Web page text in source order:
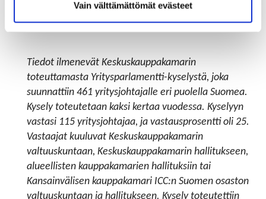
Vain välttämättömät evästeet
tasa-arvoisemmin kaikkien saataville”, Linnainmaa
painottaa.
Tiedot ilmenevät Keskuskauppakamarin
toteuttamasta Yritysparlamentti-kyselystä, joka
suunnattiin 461 yritysjohtajalle eri puolella Suomea.
Kysely toteutetaan kaksi kertaa vuodessa. Kyselyyn
vastasi 115 yritysjohtajaa, ja vastausprosentti oli 25.
Vastaajat kuuluvat Keskuskauppakamarin
valtuuskuntaan, Keskuskauppakamarin hallitukseen,
alueellisten kauppakamarien hallituksiin tai
Kansainvälisen kauppakamari ICC:n Suomen osaston
valtuuskuntaan ja hallitukseen. Kysely toteutettiin